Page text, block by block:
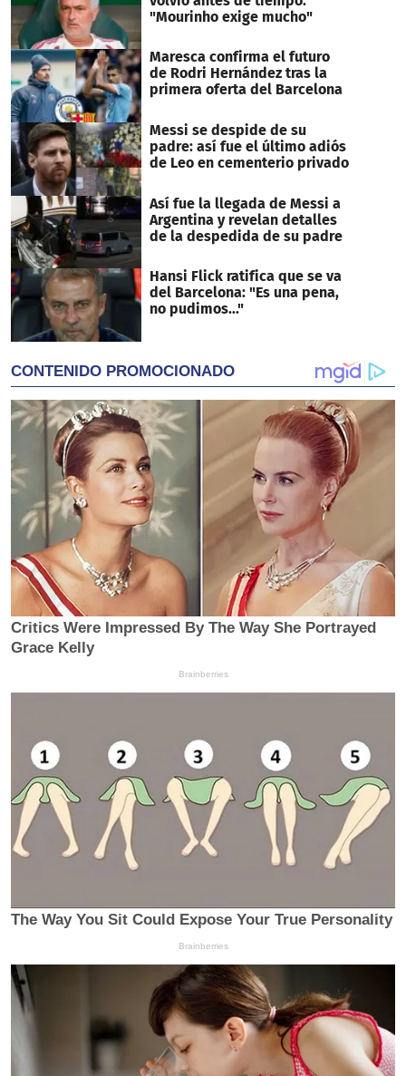
"Mourinho exige mucho"
Maresca confirma el futuro
de Rodri Hernández tras la
primera oferta del Barcelona
Messi se despide de su
padre: así fue el último adiós
de Leo en cementerio privado
Así fue la llegada de Messi a
Argentina y revelan detalles
de la despedida de su padre
Hansi Flick ratifica que se va
del Barcelona: "Es una pena,
no pudimos..."